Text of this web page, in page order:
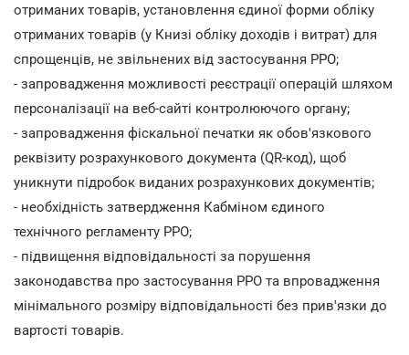
отриманих товарів, установлення єдиної форми обліку
отриманих товарів (у Книзі обліку доходів і витрат) для
спрощенців, не звільнених від застосування РРО;
- запровадження можливості реєстрації операцій шляхом
персоналізації на веб-сайті контролюючого органу;
- запровадження фіскальної печатки як обов'язкового
реквізиту розрахункового документа (QR-код), щоб
уникнути підробок виданих розрахункових документів;
- необхідність затвердження Кабміном єдиного
технічного регламенту РРО;
- підвищення відповідальності за порушення
законодавства про застосування РРО та впровадження
мінімального розміру відповідальності без прив'язки до
вартості товарів.